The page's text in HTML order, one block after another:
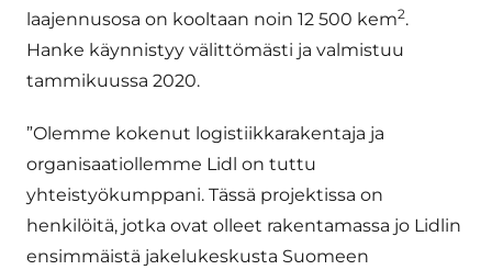
laajennusosa on kooltaan noin 12 500 kem2.
Hanke käynnistyy välittömästi ja valmistuu
tammikuussa 2020.
”Olemme kokenut logistiikkarakentaja ja
organisaatiollemme Lidl on tuttu
yhteistyökumppani. Tässä projektissa on
henkilöitä, jotka ovat olleet rakentamassa jo Lidlin
ensimmäistä jakelukeskusta Suomeen